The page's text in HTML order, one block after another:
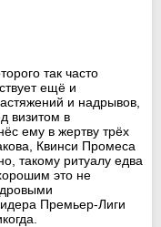
так часто
ещё и
и надрывов,
визитом в
ему в жертву трёх
Квинси Промеса
такому ритуалу едва
это не
Премьер-Лиги